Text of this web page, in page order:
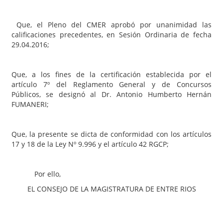
Que, el Pleno del CMER aprobó por unanimidad las
calificaciones precedentes, en Sesión Ordinaria de fecha
29.04.2016;
Que, a los fines de la certificación establecida por el
artículo 7º del Reglamento General y de Concursos
Públicos, se designó al Dr. Antonio Humberto Hernán
FUMANERI;
Que, la presente se dicta de conformidad con los artículos
17 y 18 de la Ley Nº 9.996 y el artículo 42 RGCP;
Por ello,
EL CONSEJO DE LA MAGISTRATURA DE ENTRE RIOS